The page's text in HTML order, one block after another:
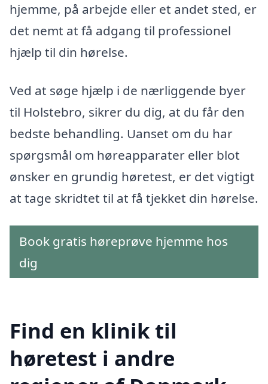
hjemme, på arbejde eller et andet sted, er
det nemt at få adgang til professionel
hjælp til din hørelse.
Ved at søge hjælp i de nærliggende byer
til Holstebro, sikrer du dig, at du får den
bedste behandling. Uanset om du har
spørgsmål om høreapparater eller blot
ønsker en grundig høretest, er det vigtigt
at tage skridtet til at få tjekket din hørelse.
Book gratis høreprøve hjemme hos
dig
Find en klinik til
høretest i andre